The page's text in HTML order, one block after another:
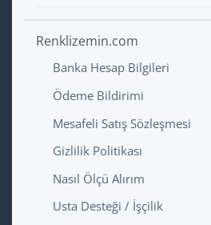
Renklizemin.com
Banka Hesap Bilgileri
Ödeme Bildirimi
Mesafeli Satış Sözleşmesi
Gizlilik Politikası
Nasıl Ölçü Alırım
Usta Desteği / İşçilik